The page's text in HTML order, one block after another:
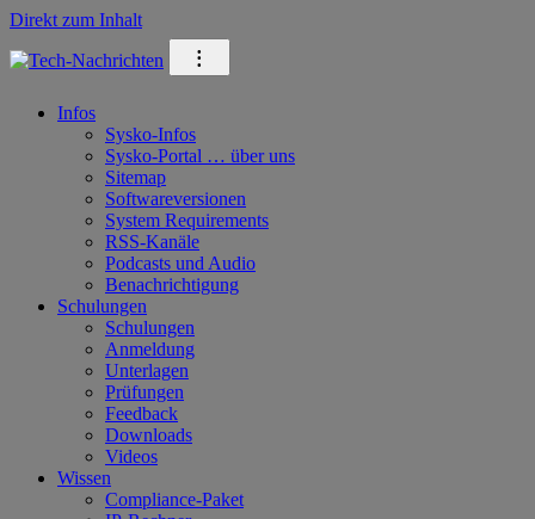
Direkt zum Inhalt
⁝
Infos
Sysko-Infos
Sysko-Portal … über uns
Sitemap
Softwareversionen
System Requirements
RSS-Kanäle
Podcasts und Audio
Benachrichtigung
Schulungen
Schulungen
Anmeldung
Unterlagen
Prüfungen
Feedback
Downloads
Videos
Wissen
Compliance-Paket